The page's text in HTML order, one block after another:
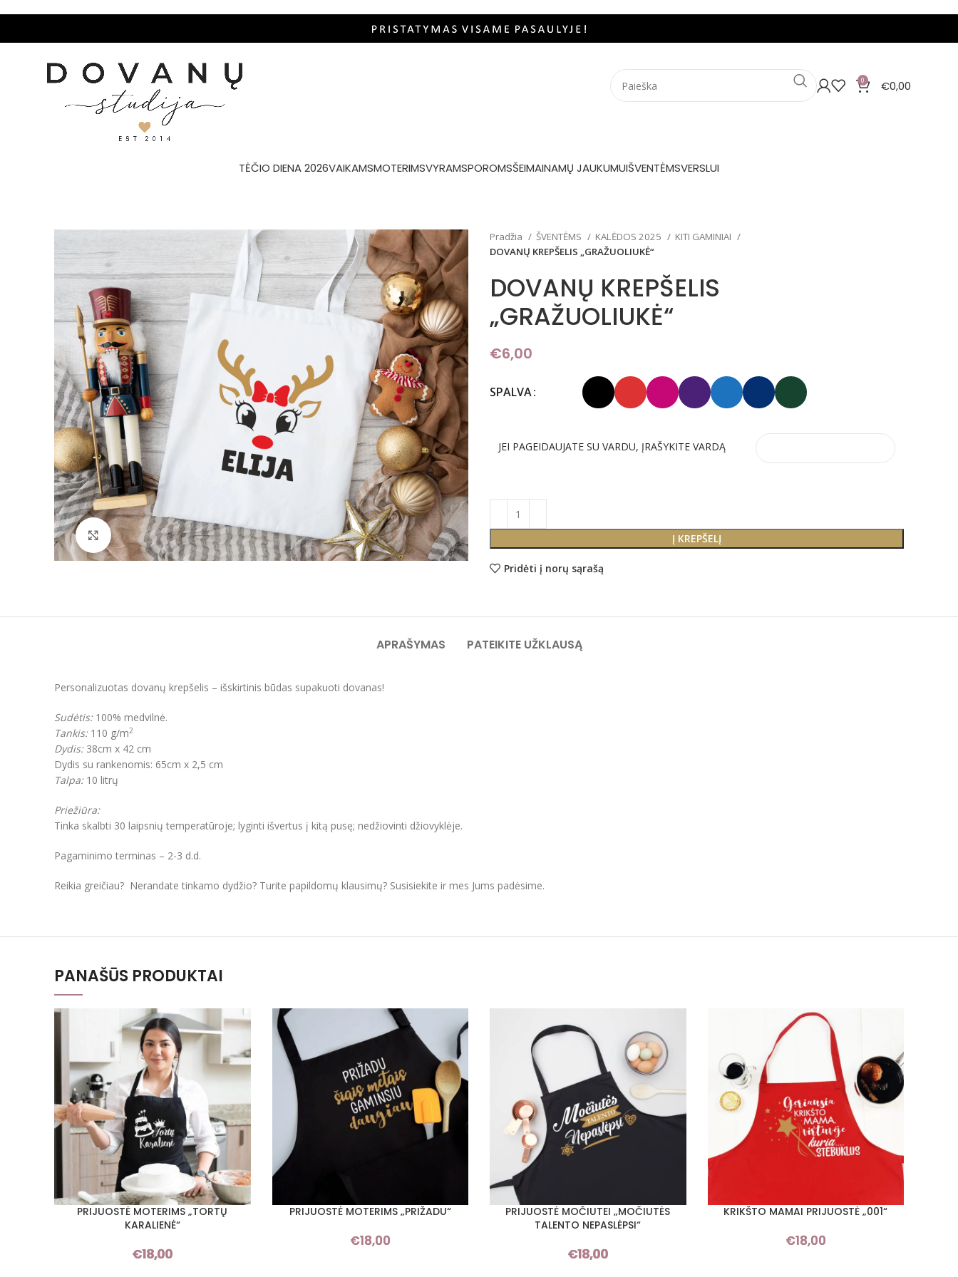
0 €0,00
TĖČIO DIENA 2026VAIKAMSMOTERIMSVYRAMSPOROMSŠEIMAINAMŲ JAUKUMUIŠVENTĖMSVERSLUI
Padidinti
Pradžia ŠVENTĖMS KALĖDOS 2025
KITI GAMINIAI
DOVANŲ KREPŠELIS „GRAŽUOLIUKĖ“
DOVANŲ KREPŠELIS
„GRAŽUOLIUKĖ“
€6,00
SPALVA
JEI PAGEIDAUJATE SU VARDU, ĮRAŠYKITE VARDĄ
Į KREPŠELĮ
Pridėti į norų sąrašą
APRAŠYMAS PATEIKITE UŽKLAUSĄ
Personalizuotas dovanų krepšelis – išskirtinis būdas supakuoti dovanas!
Sudėtis: 100% medvilnė.
Tankis:110 g/m2
Dydis:38cm x 42 cm
Dydis su rankenomis: 65cm x 2,5 cm
Talpa:10 litrų
Priežiūra:
Tinka skalbti 30 laipsnių temperatūroje; lyginti išvertus į kitą pusę; nedžiovinti džiovyklėje.
Pagaminimo terminas – 2-3 d.d.
Reikia greičiau? Nerandate tinkamo dydžio? Turite papildomų klausimų? Susisiekite ir mes Jums padėsime.
PANAŠŪS PRODUKTAI
PASIRINKTI SAVYBES
PRIJUOSTĖ MOTERIMS „TORTŲ
KARALIENĖ“
€18,00
PASIRINKTI SAVYBES
PRIJUOSTĖ MOTERIMS „PRIŽADU“
€18,00
PASIRINKTI SAVYBES
PRIJUOSTĖ MOČIUTEI „MOČIUTĖS
TALENTO NEPASLĖPSI“
€18,00
PASIRINKTI SAVYBES
KRIKŠTO MAMAI PRIJUOSTĖ „001“
€18,00